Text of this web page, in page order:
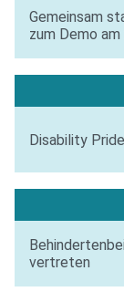
Gemeinsam
zum Demo
Disability
vertreten